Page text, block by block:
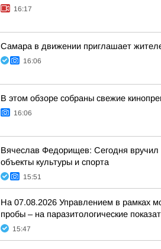
16:17
Самара в движении приглашает
16:06
В этом обзоре собраны свежие
16:06
Вячеслав Федорищев: Сегодня вручил
объекты культуры и спорта
15:51
На 07.08.2026 Управлением в рамках
пробы – на паразитологические
15:47